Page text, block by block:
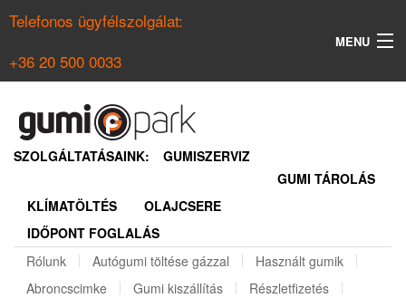
Telefonos ügyfélszolgálat:
+36 20 500 0033
MENU
NYÁRI GUMI KERESŐ
REGISZTRÁCIÓ
SZOLGÁLTATÁSAINK:
GUMISZERVIZ
GUMI TÁROLÁS
KLÍMATÖLTÉS
OLAJCSERE
IDŐPONT FOGLALÁS
Rólunk
Autógumi töltése gázzal
Használt gumik
Abroncscimke
Gumi kiszállítás Részletfizetés